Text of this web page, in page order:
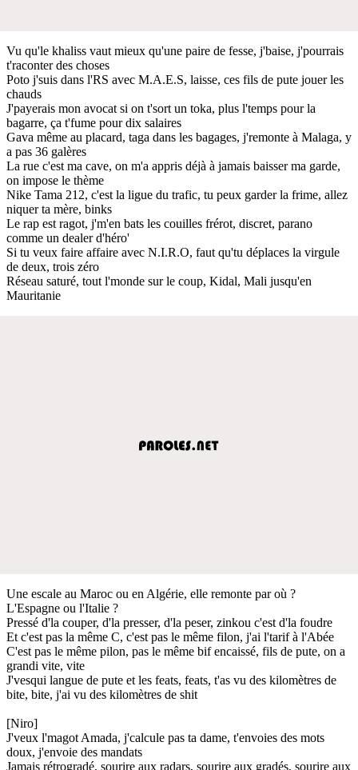
Vu qu'le khaliss vaut mieux qu'une paire de fesse, j'baise, j'pourrais
t'raconter des choses
Poto j'suis dans l'RS avec M.A.E.S, laisse, ces fils de pute jouer les
chauds
J'payerais mon avocat si on t'sort un toka, plus l'temps pour la
bagarre, ça t'fume pour dix salaires
Gava même au placard, taga dans les bagages, j'remonte à Malaga, y
a pas 36 galères
La rue c'est ma cave, on m'a appris déjà à jamais baisser ma garde,
on impose le thème
Nike Tama 212, c'est la ligue du trafic, tu peux garder la frime, allez
niquer ta mère, binks
Le rap est ragot, j'm'en bats les couilles frérot, discret, parano
comme un dealer d'héro'
Si tu veux faire affaire avec N.I.R.O, faut qu'tu déplaces la virgule
de deux, trois zéro
Réseau saturé, tout l'monde sur le coup, Kidal, Mali jusqu'en
Mauritanie
Une escale au Maroc ou en Algérie, elle remonte par où ?
L'Espagne ou l'Italie ?
Pressé d'la couper, d'la presser, d'la peser, zinkou c'est d'la foudre
Et c'est pas la même C, c'est pas le même filon, j'ai l'tarif à l'Abée
C'est pas le même pilon, pas le même bif encaissé, fils de pute, on a
grandi vite, vite
J'vesqui langue de pute et les feats, feats, t'as vu des kilomètres de
bite, bite, j'ai vu des kilomètres de shit
[Niro]
J'veux l'magot Amada, j'calcule pas ta dame, t'envoies des mots
doux, j'envoie des mandats
Jamais rétrogradé, sourire aux radars, sourire aux gradés, sourire aux